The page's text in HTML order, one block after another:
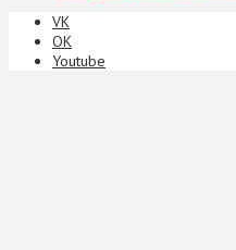
VK
ОК
Youtube